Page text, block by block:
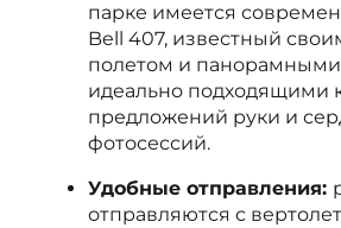
парке имеется
Bell 407, известный
полетом и
идеально подходящими
предложений руки и
фотосессий.
Удобные отправления:
отправляются с